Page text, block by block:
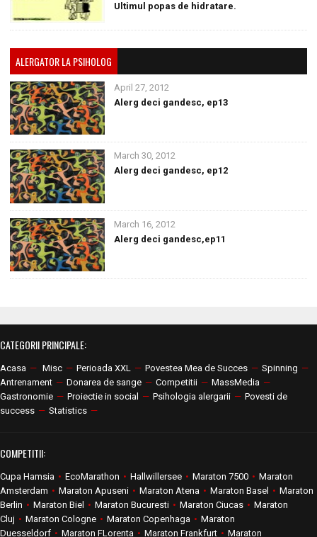
Ultimul popas de hidratare.
ALERGATOR LA PSIHOLOG
April 27, 2012
Alerg deci gandesc, ep13
March 30, 2012
Alerg deci gandesc, ep12
March 16, 2012
Alerg deci gandesc,ep11
CATEGORII PRINCIPALE:
Acasa — Misc — Perioada XXL — Povestea Mea de Succes — Spinning —
Antrenament — Donarea de sange — Competitii — MassMedia —
Gastronomie — Proiectie in social — Psihologia alergarii — Povesti de
success — Statistics —
COMPETITII:
Cupa Hamsia • EcoMarathon • Hallwillersee • Maraton 7500 • Maraton
Amsterdam • Maraton Apuseni • Maraton Atena • Maraton Basel • Maraton
Berlin • Maraton Biel • Maraton Bucuresti • Maraton Ciucas • Maraton
Cluj • Maraton Cologne • Maraton Copenhaga • Maraton
Duesseldorf • Maraton FLorenta • Maraton Frankfurt • Maraton